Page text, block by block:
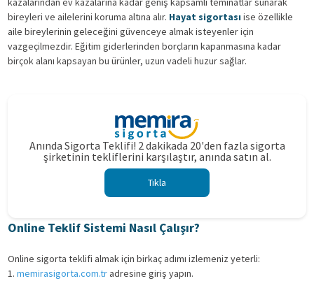
bireyleri ve ailelerini koruma altına alır. Hayat sigortası ise özellikle
aile bireylerinin geleceğini güvenceye almak isteyenler için
vazgeçilmezdir. Eğitim giderlerinden borçların kapanmasına kadar
birçok alanı kapsayan bu ürünler, uzun vadeli huzur sağlar.
Anında Sigorta Teklifi! 2 dakikada 20'den fazla sigorta
şirketinin tekliflerini karşılaştır, anında satın al.
Tıkla
Online Teklif Sistemi Nasıl Çalışır?
Online sigorta teklifi almak için birkaç adımı izlemeniz yeterli:
1. memirasigorta.com.tr adresine giriş yapın.